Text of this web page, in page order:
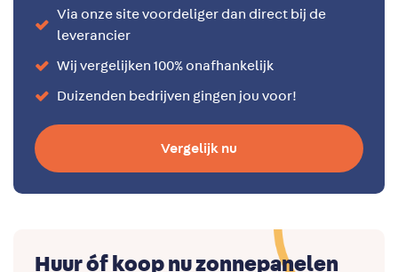
Via onze site voordeliger dan direct bij de
leverancier
Wij vergelijken 100% onafhankelijk
Duizenden bedrijven gingen jou voor!
Vergelijk nu
Huur óf koop nu zonnepanelen